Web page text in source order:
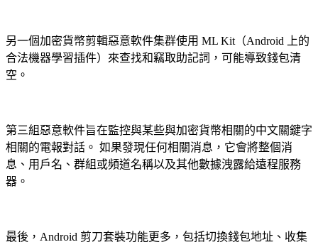
另一個加密貨幣剪輯惡意軟件集群使用 ML Kit（Android 上的
合法機器學習插件）來查找和竊取助記詞，可能導致錢包清
空。
第三組惡意軟件旨在監控與某些與加密貨幣相關的中文關鍵字
相關的電報對話。 如果發現任何相關消息，它會將整個消
息、用戶名、群組或頻道名稱以及其他數據洩露給遠程服務
器。
最後，Android 剪刀套裝功能更多，包括切換錢包地址、收集